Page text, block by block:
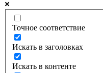
Точное соответствие
Искать в заголовках
Искать в контенте